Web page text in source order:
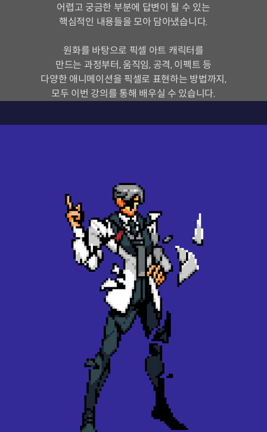
어렵고 궁금한 부분에 답변이 될 수 있는
핵심적인 내용들을 모아 담아냈습니다.
원화를 바탕으로 픽셀 아트 캐릭터를
만드는 과정부터, 움직임, 공격, 이펙트 등
다양한 애니메이션을 픽셀로 표현하는 방법까지,
모두 이번 강의를 통해 배우실 수 있습니다.
픽셀 아티스트
전) 괴집단 인디게임 개발팀
TDF 던전앤파이터 프로젝트 참여